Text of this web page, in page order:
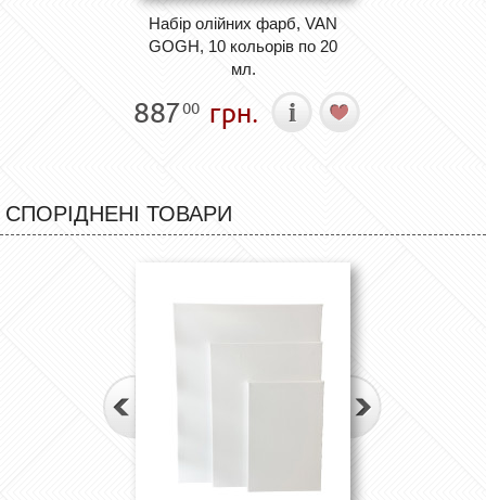
Набір олійних фарб, VAN
GOGH, 10 кольорів по 20
мл.
88700 грн.
СПОРІДНЕНІ ТОВАРИ